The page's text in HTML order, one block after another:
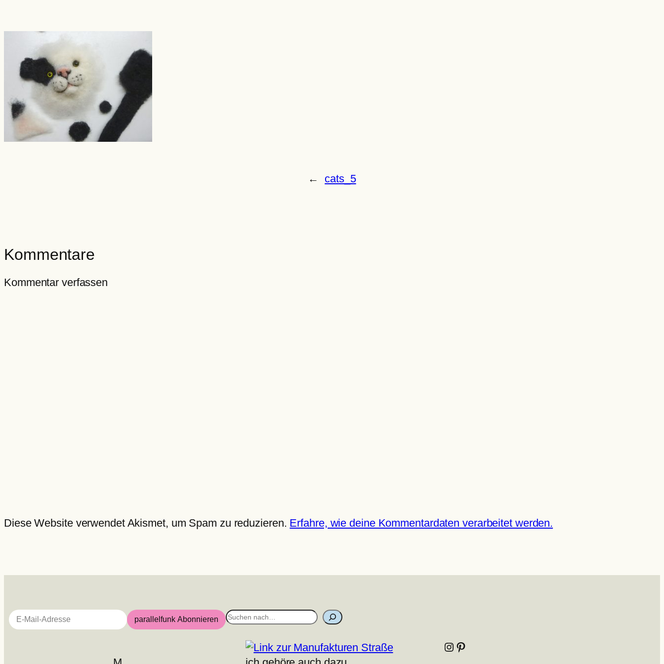
← cats_5
Kommentare
Kommentar verfassen
Diese Website verwendet Akismet, um Spam zu reduzieren. Erfahre, wie deine Kommentardaten verarbeitet werden.
E-Mail-Adresse
parallelfunk Abonnieren
S
Instagram Pinterest